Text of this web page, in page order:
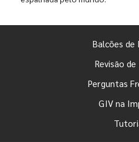
Balcões de
Revisão
Perguntas
GIV na